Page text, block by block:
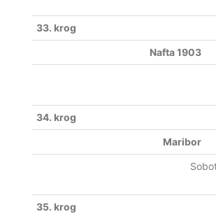
33. krog
Nafta 1903
34. krog
Maribor
35. krog